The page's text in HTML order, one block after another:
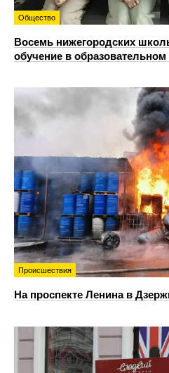
Общество
Восемь нижегородских
обучение в
Происшествия
На проспекте Ленина в